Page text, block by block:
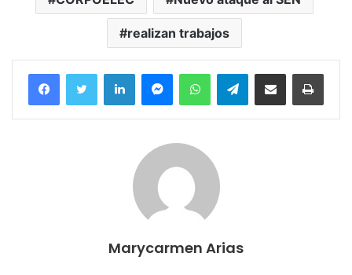
realizan trabajos
FacebookTwitter LinkedInMessengerWhatsAppTelegramCompartir por correo electrónico
Marycarmen Arias